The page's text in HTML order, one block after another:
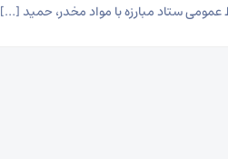
عمومی ستاد مبارزه با مواد مخدر، حمید […]